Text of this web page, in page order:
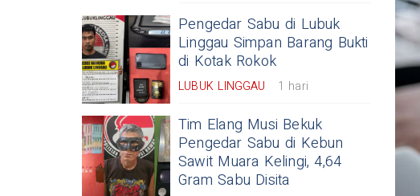
Pengedar Sabu di Lubuk
Linggau Simpan Barang Bukti
di Kotak Rokok
LUBUK LINGGAU 1 hari
Tim Elang Musi Bekuk
Pengedar Sabu di Kebun
Sawit Muara Kelingi, 4,64
Gram Sabu Disita